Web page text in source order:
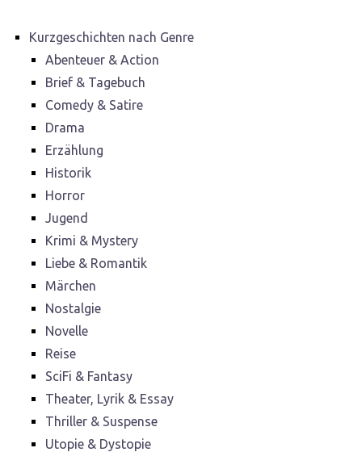
Kurzgeschichten nach Genre
Abenteuer & Action
Brief & Tagebuch
Comedy & Satire
Drama
Erzählung
Historik
Horror
Jugend
Krimi & Mystery
Liebe & Romantik
Märchen
Nostalgie
Novelle
Reise
SciFi & Fantasy
Theater, Lyrik & Essay
Thriller & Suspense
Utopie & Dystopie